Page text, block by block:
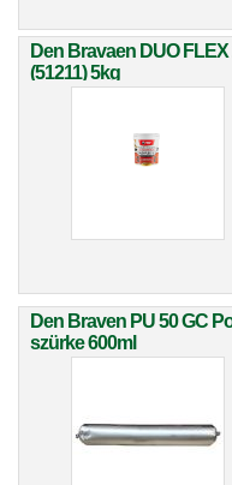
Den Bravaen DUO
(51211) 5kg
Den Braven PU 50 GC
szürke 600ml